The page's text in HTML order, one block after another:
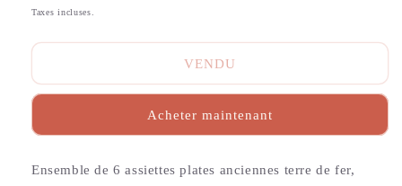
habituel
Taxes incluses.
VENDU
Acheter maintenant
Ensemble de 6 assiettes plates anciennes terre de fer,